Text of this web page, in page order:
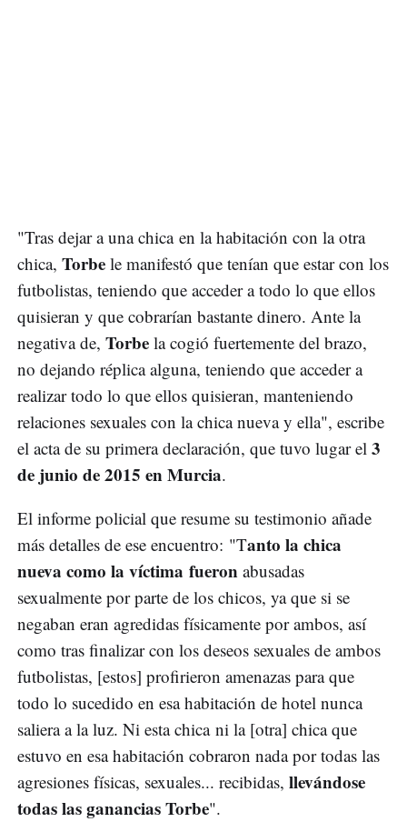
"Tras dejar a una chica en la habitación con la otra
chica, Torbe le manifestó que tenían que estar con los
futbolistas, teniendo que acceder a todo lo que ellos
quisieran y que cobrarían bastante dinero. Ante la
negativa de, Torbe la cogió fuertemente del brazo,
no dejando réplica alguna, teniendo que acceder a
realizar todo lo que ellos quisieran, manteniendo
relaciones sexuales con la chica nueva y ella", escribe
el acta de su primera declaración, que tuvo lugar el 3
de junio de 2015 en Murcia.
El informe policial que resume su testimonio añade
más detalles de ese encuentro: "Tanto la chica
nueva como la víctima fueron abusadas
sexualmente por parte de los chicos, ya que si se
negaban eran agredidas físicamente por ambos, así
como tras finalizar con los deseos sexuales de ambos
futbolistas, [estos] profirieron amenazas para que
todo lo sucedido en esa habitación de hotel nunca
saliera a la luz. Ni esta chica ni la [otra] chica que
estuvo en esa habitación cobraron nada por todas las
agresiones físicas, sexuales... recibidas, llevándose
todas las ganancias Torbe".